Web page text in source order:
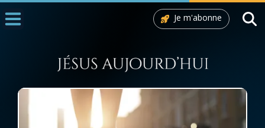
Je m'abonne